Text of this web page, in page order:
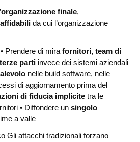
organizzazione finale,
da cui l’organizzazione
• Prendere di mira fornitori, team di
parti invece dei sistemi aziendali
nelle build software, nelle
di aggiornamento prima del
di fiducia implicite tra le
• Diffondere un singolo
a valle
Gli attacchi tradizionali forzano